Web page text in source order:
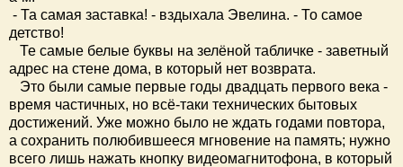
- Та самая заставка! - вздыхала Эвелина. - То самое
детство!
Те самые белые буквы на зелёной табличке - заветный
адрес на стене дома, в который нет возврата.
Это были самые первые годы двадцать первого века -
время частичных, но всё-таки технических бытовых
достижений. Уже можно было не ждать годами повтора,
а сохранить полюбившееся мгновение на память; нужно
всего лишь нажать кнопку видеомагнитофона, в который